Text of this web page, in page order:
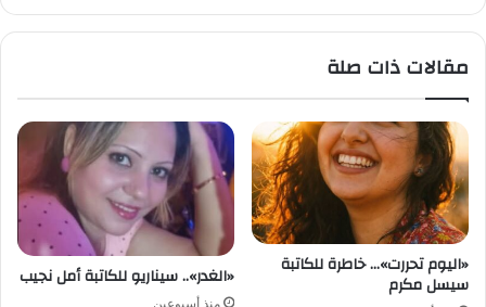
مقالات ذات صلة
«اليوم تحررت»… خاطرة للكاتبة
سيسل مكرم «الغدر».. سيناريو للكاتبة أمل نجيب
منذ أسبوعين